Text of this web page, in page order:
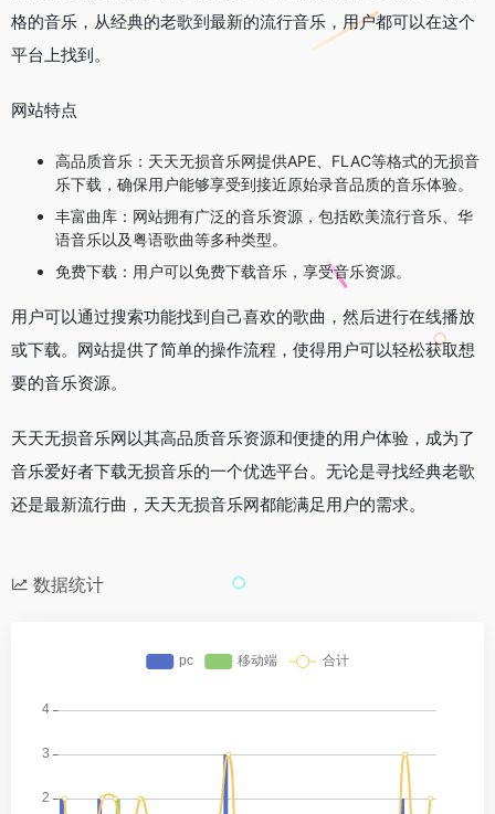
格的音乐，从经典的老歌到最新的流行音乐，用户都可以在这个
平台上找到。
网站特点
高品质音乐：天天无损音乐网提供APE、FLAC等格式的无损音
乐下载，确保用户能够享受到接近原始录音品质的音乐体验。
丰富曲库：网站拥有广泛的音乐资源，包括欧美流行音乐、华
语音乐以及粤语歌曲等多种类型。
免费下载：用户可以免费下载音乐，享受音乐资源。
用户可以通过搜索功能找到自己喜欢的歌曲，然后进行在线播放
或下载。网站提供了简单的操作流程，使得用户可以轻松获取想
要的音乐资源。
天天无损音乐网以其高品质音乐资源和便捷的用户体验，成为了
音乐爱好者下载无损音乐的一个优选平台。无论是寻找经典老歌
还是最新流行曲，天天无损音乐网都能满足用户的需求。
数据统计